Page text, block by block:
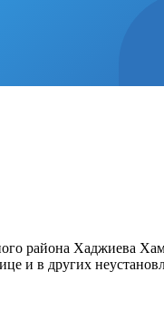
района Хаджиева
и в других